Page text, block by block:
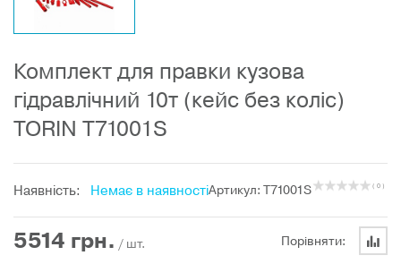
Комплект для правки кузова
гідравлічний 10т (кейс без коліс)
TORIN T71001S
Наявність: Немає в наявностіАртикул: T71001S ( 0 )
5514 грн. / шт. Порівняти: